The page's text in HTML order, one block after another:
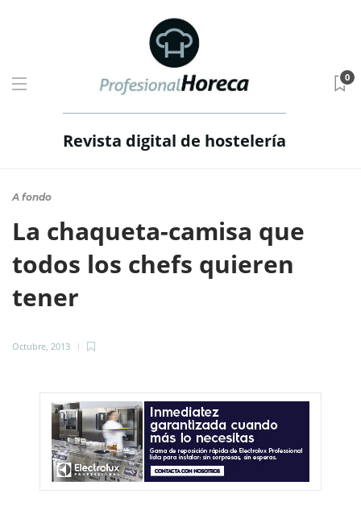
Revista digital de hostelería
0
A fondo
La chaqueta-camisa que
todos los chefs quieren
tener
Octubre, 2013